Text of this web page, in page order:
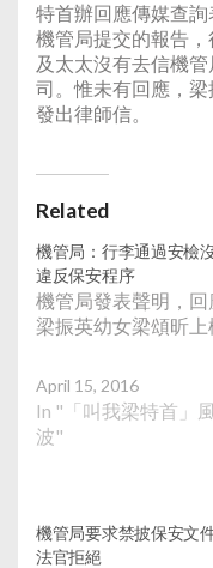
特首辦回應傳媒查
機管局提交的報告
及太太沒有去信機
司。惟未有回應，
發出律師信。
Related
機管局：行李通過安檢沒
違反保安程序
機管局發表聲明，回
梁振英幼女梁頌昕上
April 15, 2016
In "「叫我梁特首」風
波"
機管局要求禁披保安文
法官拒絕